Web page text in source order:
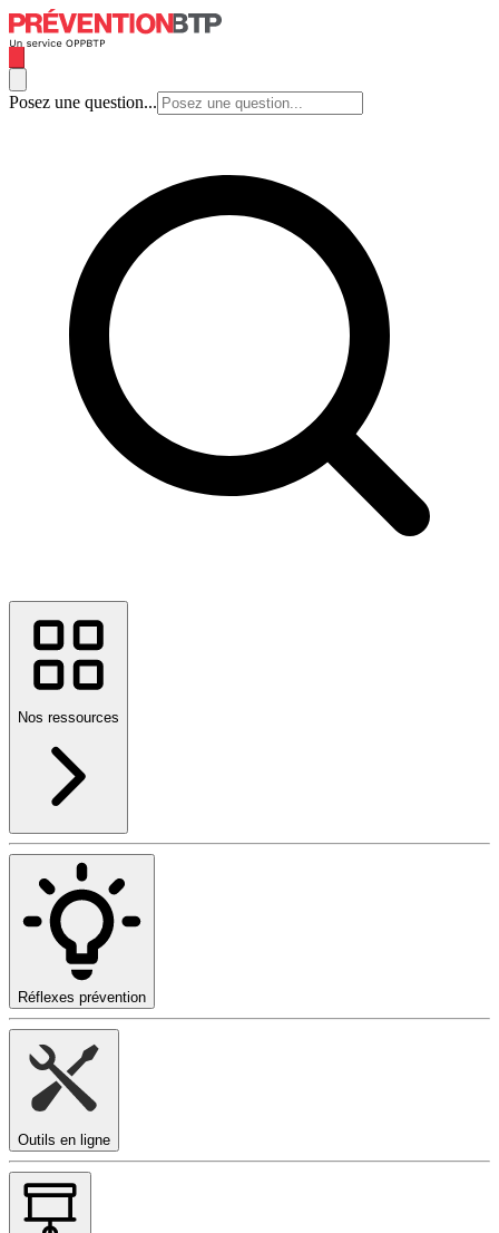
Posez une question...
Nos ressources
Réflexes prévention
Outils en ligne